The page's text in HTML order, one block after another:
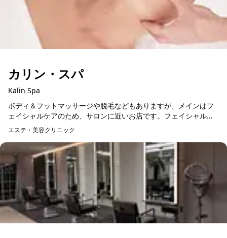
カリン・スパ
Kalin Spa
ボディ＆フットマッサージや脱毛などもありますが、メインはフ
ェイシャルケアのため、サロンに近いお店です。フェイシャルマ
ッサージは全13種あり、目元のこりを解消して、小じわを伸ばす
アイトリートメント...
エステ・美容クリニック